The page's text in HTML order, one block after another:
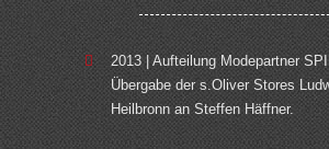
2013 | Aufteilung Modepartner
Übergabe der s.Oliver Stores
Heilbronn an Steffen Häffner.